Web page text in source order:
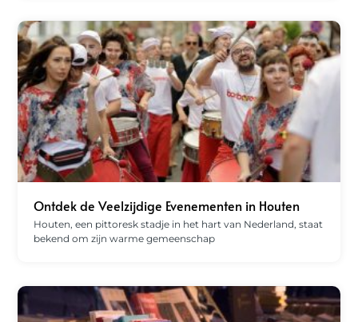
Ontdek de Veelzijdige Evenementen in Houten
Houten, een pittoresk stadje in het hart van Nederland, staat
bekend om zijn warme gemeenschap